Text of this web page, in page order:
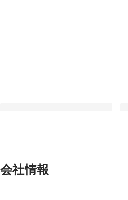
【アニメ制作会社の中の人#09】設
定制作インタビュー／設定制作の仕
会社情報